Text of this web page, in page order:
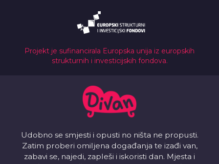
Projekt je sufinancirala Europska unija iz europskih
strukturnih i investicijskih fondova.
Udobno se smjesti i opusti no ništa ne propusti.
Zatim proberi omiljena događanja te izađi van,
zabavi se, najedi, zapleši i iskoristi dan. Mjesta i